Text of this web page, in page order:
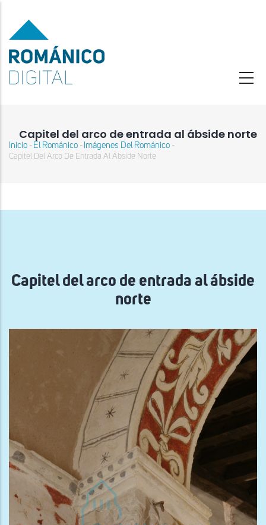
contenido
principal
Capitel del arco de entrada al ábside norte
Sobrescribir
ayuda
Inicio - El Románico - Imágenes Del Románico -
Capitel Del Arco De Entrada Al Ábside Norte
Capitel del arco de entrada al ábside
norte